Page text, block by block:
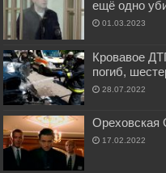
ещё одно
01.03.2023
Кровавое
погиб,
28.07.2022
Ореховская
17.02.2022